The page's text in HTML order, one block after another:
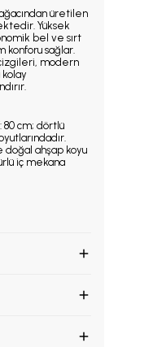
üretilen
Yüksek
bel ve sırt
konforu sağlar.
çizgileri, modern
80 cm; dörtlü
ahşap koyu
iç mekana